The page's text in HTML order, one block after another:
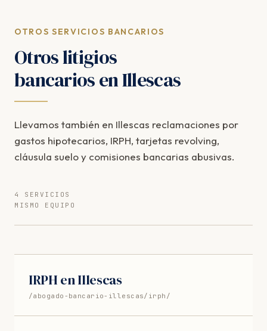
OTROS SERVICIOS BANCARIOS
Otros litigios
bancarios en Illescas
Llevamos también en Illescas reclamaciones por
gastos hipotecarios, IRPH, tarjetas revolving,
cláusula suelo y comisiones bancarias abusivas.
4 SERVICIOS
MISMO EQUIPO
IRPH en Illescas
/abogado-bancario-illescas/irph/